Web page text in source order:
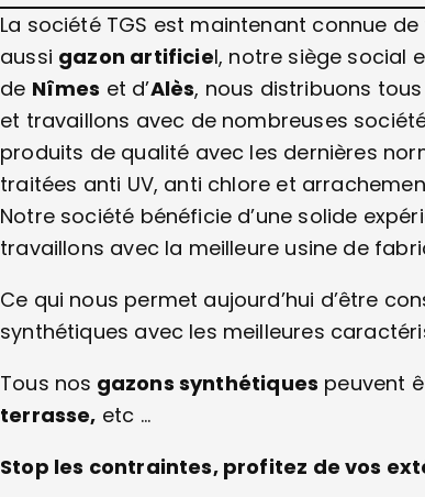
La société TGS est maintenant connue
aussi gazon artificiel, notre siège social
de Nîmes et d’Alès, nous distribuons
et travaillons avec de nombreuses
produits de qualité avec les dernières
traitées anti UV, anti chlore et
Notre société bénéficie d’une solide
travaillons avec la meilleure usine de
Ce qui nous permet aujourd’hui d’être
synthétiques avec les meilleures
Tous nos gazons synthétiques peuvent
terrasse, etc …
Stop les contraintes, profitez de vos